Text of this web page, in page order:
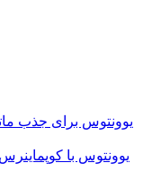
یوونتوس برای جذب
یوونتوس با